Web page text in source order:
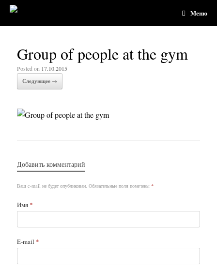
Меню
Group of people at the gym
Posted on 17.10.2015
Следующее →
Добавить комментарий
Ваш e-mail не будет опубликован. Обязательные поля помечены *
Имя *
E-mail *